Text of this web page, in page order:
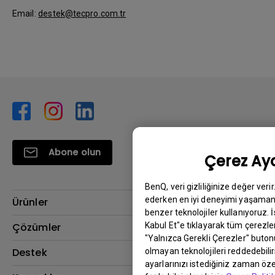
Çerez
BenQ, veri gizliliğinize değer
ederken en iyi deneyimi
benzer teknolojiler kullanıyoruz.
Kabul Et"e tıklayarak tüm
"Yalnızca Gerekli Çerezler"
olmayan teknolojileri
ayarlarınızı istediğiniz zaman
Email: destek@tecpro.com.tr
Abone olun
Ürünler
Projektör
Çözümler
BenQ AQCOLOR Elçisi
Destek